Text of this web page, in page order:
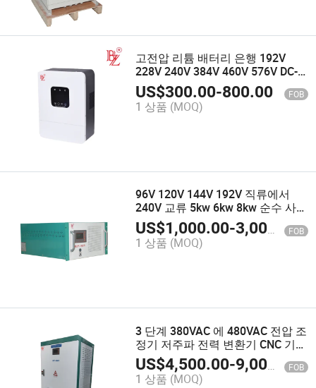
고전압 리튬 배터리 은행 192V
228V 240V 384V 460V 576V DC-
DC 태양광 컨트롤러
US$300.00-800.00 FOB
1 상품 (MOQ)
96V 120V 144V 192V 직류에서
240V 교류 5kw 6kw 8kw 순수 사인
파 출력 단상 3 오프 그리드 전력
인버터
US$1,000.00-3,000.00 FOB
1 상품 (MOQ)
3 단계 380VAC 에 480VAC 전압 조
정기 저주파 전력 변환기 CNC 기계
용
US$4,500.00-9,000.00 FOB
1 상품 (MOQ)